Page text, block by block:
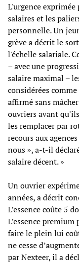
L'urgence
salaires et les
personnelle. Un
grève a décrit le
l'échelle salariale.
– avec une
salaire maximal –
considérées
affirmé sans
ouvriers avant
les remplacer par
recours aux
nous », a-t-il
salaire décent. »
Un ouvrier
années, a décrit
L’essence coûte 5
L’essence
faire le plein lui
ne cesse
par Nexteer, il a